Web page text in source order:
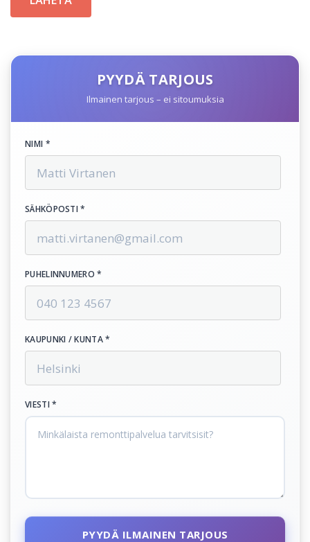
PYYDÄ TARJOUS
Ilmainen tarjous – ei sitoumuksia
NIMI *
SÄHKÖPOSTI *
PUHELINNUMERO *
KAUPUNKI / KUNTA *
VIESTI *
PYYDÄ ILMAINEN TARJOUS